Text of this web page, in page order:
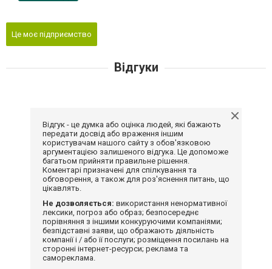
Це моє підприємство
Відгуки
Відгук - це думка або оцінка людей, які бажають
передати досвід або враження іншим
користувачам нашого сайту з обов'язковою
аргументацією залишеного відгука. Це допоможе
багатьом прийняти правильне рішення.
Коментарі призначені для спілкування та
обговорення, а також для роз'яснення питань, що
цікавлять.
Не дозволяється: використання ненормативної
лексики, погроз або образ; безпосереднє
порівняння з іншими конкуруючими компаніями;
безпідставні заяви, що ображають діяльність
компанії і / або її послуги; розміщення посилань на
сторонні інтернет-ресурси; реклама та
самореклама.